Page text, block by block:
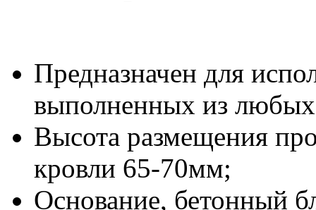
Предназначен для
выполненных из любых
Высота размещения
кровли 65-70мм;
Основание, бетонный